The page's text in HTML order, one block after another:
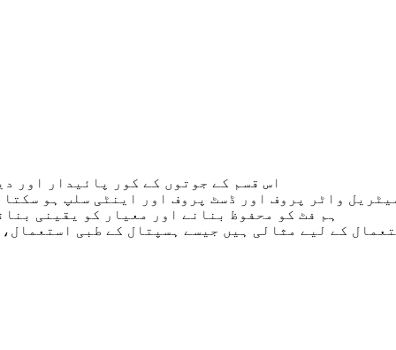
اس قسم کے جوتوں کے کور پائیدار اور
واٹر پروف اور ڈسٹ پروف اور اینٹی سلپ ہو
ہم فٹ کو محفوظ بنانے اور معیار کو یقینی
کے لیے مثالی ہیں جیسے ہسپتال کے طبی